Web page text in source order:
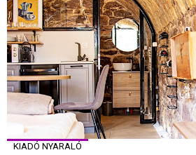
KIADÓ NYARALÓ